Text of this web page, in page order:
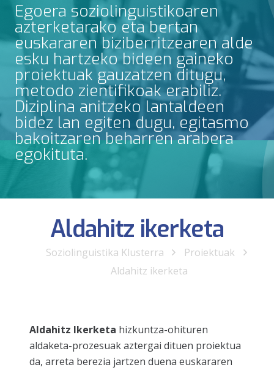
Egoera soziolinguistikoaren
azterketarako eta bertan
euskararen biziberritzearen alde
esku hartzeko bideen gaineko
proiektuak gauzatzen ditugu,
metodo zientifikoak erabiliz.
Diziplina anitzeko lantaldeen
bidez lan egiten dugu, egitasmo
bakoitzaren beharren arabera
egokituta.
Aldahitz ikerketa
Soziolinguistika Klusterra
Proiektuak
Aldahitz ikerketa
Aldahitz Ikerketa hizkuntza-ohituren
aldaketa-prozesuak aztergai dituen proiektua
da, arreta berezia jartzen duena euskararen